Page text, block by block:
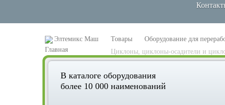
Элтемикс Маш Товары Оборудование для
Циклоны, циклоны-осадители и
В каталоге оборудования
более 10 000 наименований